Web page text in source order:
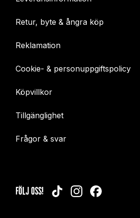
Retur, byte & ångra köp
Reklamation
Cookie- & personuppgiftspolicy
Köpvillkor
Tillgänglighet
Frågor & svar
FÖLJ OSS! TIKTOKINSTAGRAMFACEBOOK